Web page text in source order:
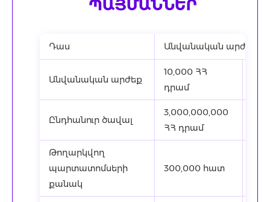
ՊԱՅՄԱՆՆԵՐ
Դաս Անվանական
Անվանական արժեք
10,000 ՀՀ
դրամ
Ընդհանուր ծավալ
3,000,000,000
ՀՀ դրամ
Թողարկվող
պարտատոմսերի
քանակ
300,000 հատ